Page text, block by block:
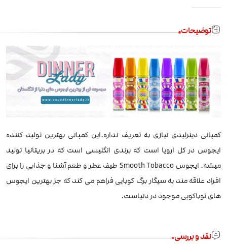
توضیحات
کمپانی دینرلیدی نیازی به تعریف نداره.این کمپانی بهترین تولید کننده
ایجوس در کل اروپا است که برندی انگلیسی است که در بریتانیا تولید
میشه. ایجوس Smooth Tobacco طیف عطر و طعم آشنا و جذابی را برای
افراد علاقه مند به سیگار برگ کوبایی فراهم می کند که جز بهترین ایجوس
های توباکویی موجود در دنیاست.
نقد و بررسی